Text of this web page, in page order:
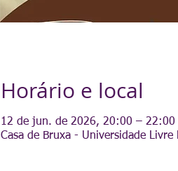
Horário e local
12 de jun. de 2026, 20:00 – 22:00
Casa de Bruxa - Universidade